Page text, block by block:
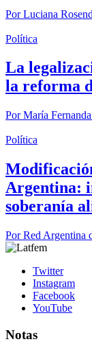
PorLuciana
Política
La
la reforma
PorMaría
Política
Argentina:
soberanía
PorRed Argentina
Twitter
Instagram
Facebook
YouTube
Notas